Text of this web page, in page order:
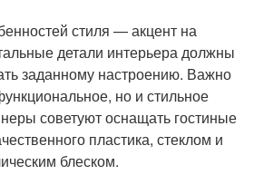
стиля — акцент на
детали интерьера должны
заданному настроению. Важно
но и стильное
советуют оснащать гостиные
пластика, стеклом и
блеском.